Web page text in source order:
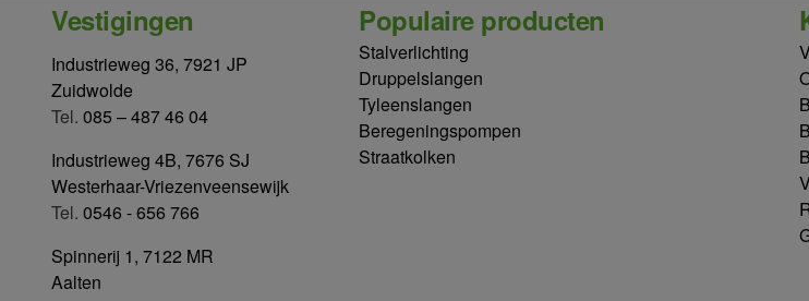
Vestigingen
Industrieweg 36, 7921 JP
Zuidwolde
Tel. 085 – 487 46 04
Industrieweg 4B, 7676 SJ
Westerhaar-Vriezenveensewijk
Tel. 0546 - 656 766
Spinnerij 1, 7122 MR
Aalten
Populaire producten
Stalverlichting
Druppelslangen
Tyleenslangen
Beregeningspompen
Straatkolken